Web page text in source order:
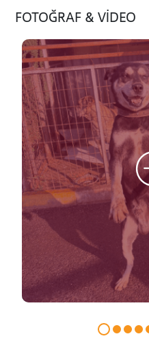
ADAY
INTERNATIONAL
STUDENT
FOTOĞRAF & VİDEO